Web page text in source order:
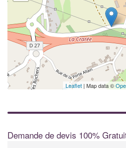
Leaflet | Map data ©
Demande de devis 100%